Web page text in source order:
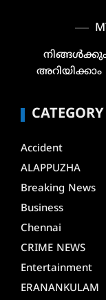
അറിയിക്കാം
CATEGORY
Accident
ALAPPUZHA
Breaking News
Business
Chennai
CRIME NEWS
Entertainment
ERANANKULAM